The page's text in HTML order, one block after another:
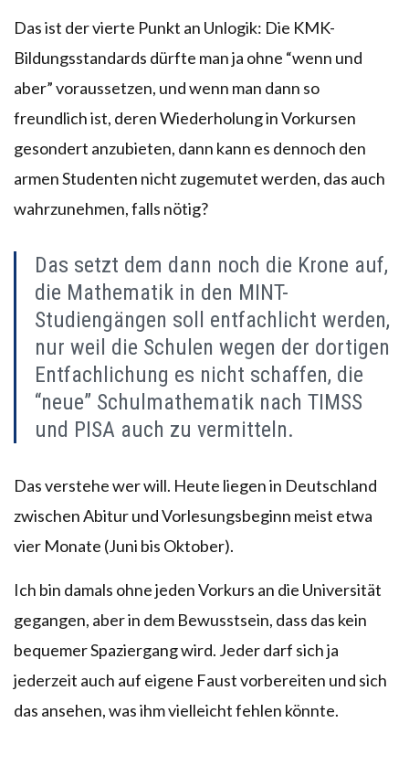
Das ist der vierte Punkt an Unlogik: Die KMK-
Bildungsstandards dürfte man ja ohne “wenn und
aber” voraussetzen, und wenn man dann so
freundlich ist, deren Wiederholung in Vorkursen
gesondert anzubieten, dann kann es dennoch den
armen Studenten nicht zugemutet werden, das auch
wahrzunehmen, falls nötig?
Das setzt dem dann noch die Krone auf,
die Mathematik in den MINT-
Studiengängen soll entfachlicht werden,
nur weil die Schulen wegen der dortigen
Entfachlichung es nicht schaffen, die
“neue” Schulmathematik nach TIMSS
und PISA auch zu vermitteln.
Das verstehe wer will. Heute liegen in Deutschland
zwischen Abitur und Vorlesungsbeginn meist etwa
vier Monate (Juni bis Oktober).
Ich bin damals ohne jeden Vorkurs an die Universität
gegangen, aber in dem Bewusstsein, dass das kein
bequemer Spaziergang wird. Jeder darf sich ja
jederzeit auch auf eigene Faust vorbereiten und sich
das ansehen, was ihm vielleicht fehlen könnte.